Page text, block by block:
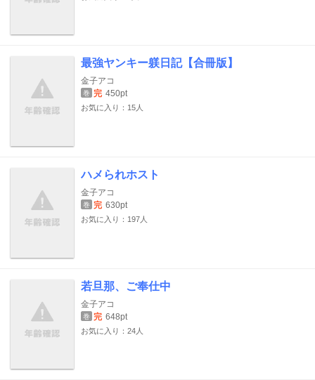
最強ヤンキー躾日記【合冊版】
金子アコ
巻 完 450pt
お気に入り：15人
ハメられホスト
金子アコ
巻 完 630pt
お気に入り：197人
若旦那、ご奉仕中
金子アコ
巻 完 648pt
お気に入り：24人